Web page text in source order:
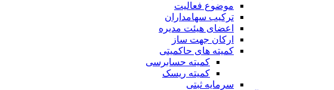
موضوع فعالیت
ترکیب سهامداران
اعضای هیئت مدیره
ارکان جهت ساز
کمیته های حاکمیتی
کمیته حسابرسی
کمیته ریسک
سرمایه ثبتی